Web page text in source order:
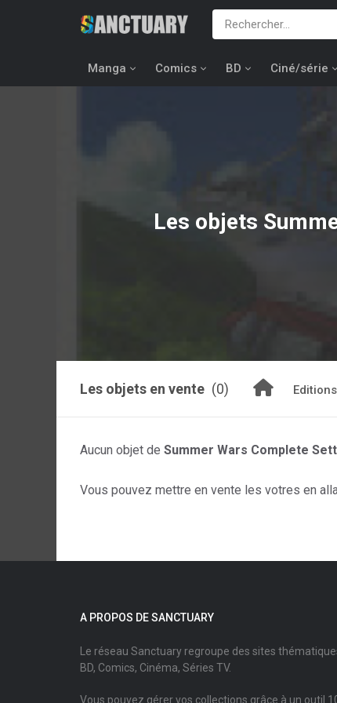
Manga Comics BD Ciné/série
Les objets
Les objets en vente (0) Editions
Aucun objet de Summer Wars Complete
Vous pouvez mettre en vente les votres en
A PROPOS DE SANCTUARY
Le réseau Sanctuary regroupe des sites
BD, Comics, Cinéma, Séries TV.
Vous pouvez gérer vos collections grâce à un outil